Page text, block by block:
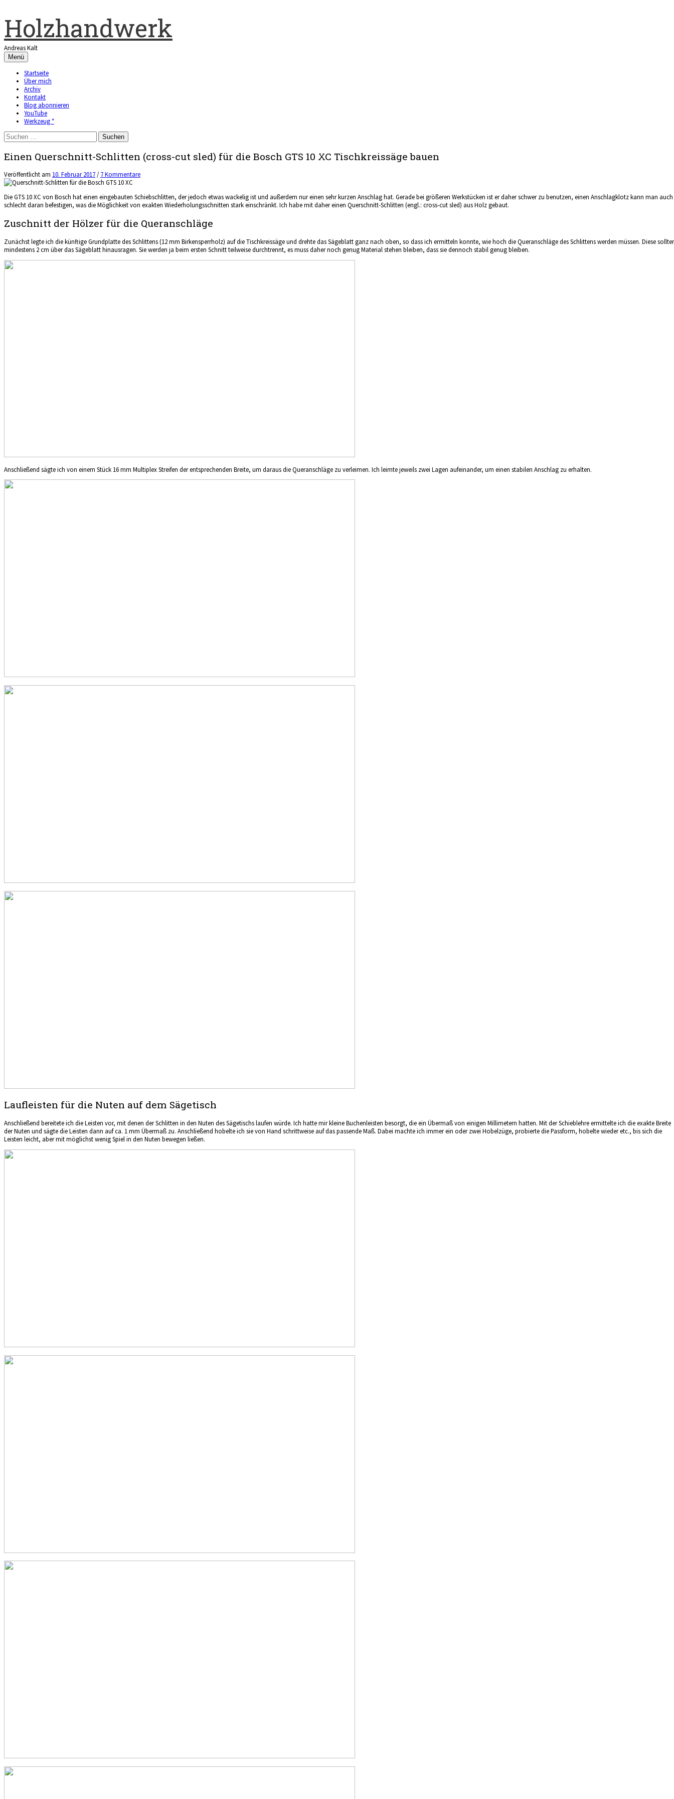
überspringen
Holzhandwerk
Andreas Kalt
Menü
Startseite
Über mich
Archiv
Kontakt
Blog abonnieren
YouTube
Werkzeug *
Suchen
nach:
Einen Querschnitt-Schlitten (cross-cut sled) für die Bosch GTS 10 XC Tischkreissäge bauen
Veröffentlicht am 10. Februar 2017/7 Kommentare
Die GTS 10 XC von Bosch hat einen eingebauten Schiebschlitten, der jedoch etwas wackelig ist und außerdem nur einen sehr kurzen Anschlag hat. Gerade bei größeren Werkstücken ist er daher schwer zu benutzen, einen Anschlagklotz kann man auch
schlecht daran befestigen, was die Möglichkeit von exakten Wiederholungsschnitten stark einschränkt. Ich habe mit daher einen Querschnitt-Schlitten (engl.: cross-cut sled) aus Holz gebaut.
Zuschnitt der Hölzer für die Queranschläge
Zunächst legte ich die künftige Grundplatte des Schlittens (12 mm Birkensperrholz) auf die Tischkreissäge und drehte das Sägeblatt ganz nach oben, so dass ich ermitteln konnte, wie hoch die Queranschläge des Schlittens werden müssen. Diese
mindestens 2 cm über das Sägeblatt hinausragen. Sie werden ja beim ersten Schnitt teilweise durchtrennt, es muss daher noch genug Material stehen bleiben, dass sie dennoch stabil genug bleiben.
Anschließend sägte ich von einem Stück 16 mm Multiplex Streifen der entsprechenden Breite, um daraus die Queranschläge zu verleimen. Ich leimte jeweils zwei Lagen aufeinander, um einen stabilen Anschlag zu erhalten.
Laufleisten für die Nuten auf dem Sägetisch
Anschließend bereitete ich die Leisten vor, mit denen der Schlitten in den Nuten des Sägetischs laufen würde. Ich hatte mir kleine Buchenleisten besorgt, die ein Übermaß von einigen Millimetern hatten. Mit der Schieblehre ermittelte ich die exakte Breite
der Nuten und sägte die Leisten dann auf ca. 1 mm Übermaß zu. Anschließend hobelte ich sie von Hand schrittweise auf das passende Maß. Dabei machte ich immer ein oder zwei Hobelzüge, probierte die Passform, hobelte wieder etc., bis sich die
Leisten leicht, aber mit möglichst wenig Spiel in den Nuten bewegen ließen.